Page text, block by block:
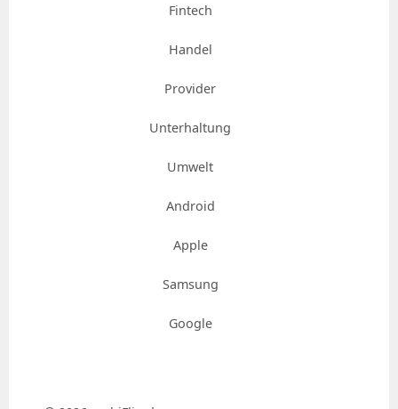
Fintech
Handel
Provider
Unterhaltung
Umwelt
Android
Apple
Samsung
Google